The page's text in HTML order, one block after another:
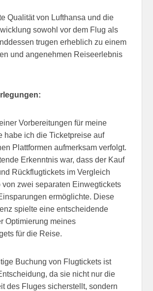
Qualität von Lufthansa und die
sowohl vor dem Flug als
trugen erheblich zu einem
und angenehmen Reiseerlebnis
Vorbereitungen für meine
habe ich die Ticketpreise auf
Plattformen aufmerksam verfolgt.
Erkenntnis war, dass der Kauf
Rückflugtickets im Vergleich
von zwei separaten Einwegtickets
ermöglichte. Diese
spielte eine entscheidende
Optimierung meines
für die Reise.
Buchung von Flugtickets ist
da sie nicht nur die
des Fluges sicherstellt, sondern